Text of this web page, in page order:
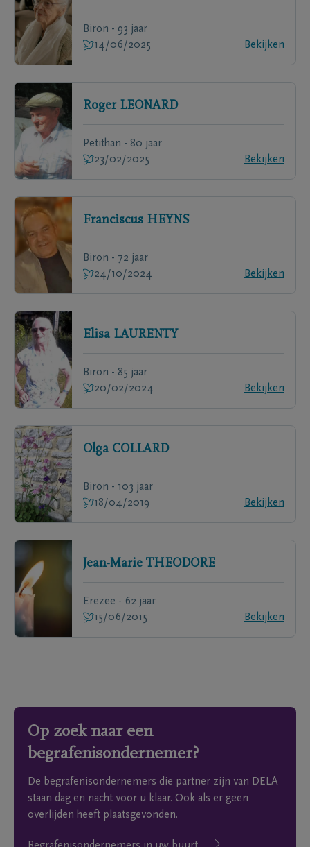
Biron - 93 jaar
14/06/2025
Bekijken
Roger LEONARD
Petithan - 80 jaar
23/02/2025
Bekijken
Franciscus HEYNS
Biron - 72 jaar
24/10/2024
Bekijken
Elisa LAURENTY
Biron - 85 jaar
20/02/2024
Bekijken
Olga COLLARD
Biron - 103 jaar
18/04/2019
Bekijken
Jean-Marie THEODORE
Erezee - 62 jaar
15/06/2015
Bekijken
Op zoek naar een
begrafenisondernemer?
De begrafenisondernemers die partner zijn van DELA
staan dag en nacht voor u klaar. Ook als er geen
overlijden heeft plaatsgevonden.